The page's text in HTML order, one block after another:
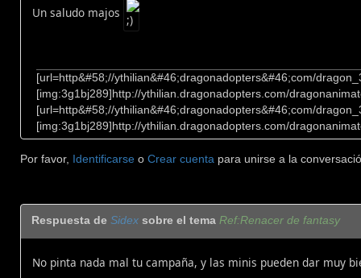
Un saludo majos
[url=http&#58;//ythilian&#46;dragonadopters&#46;com/
[img:3g1bj289]http://ythilian.dragonadopters.com/
[url=http&#58;//ythilian&#46;dragonadopters&#46;com/
[img:3g1bj289]http://ythilian.dragonadopters.com/
Por favor, Identificarse o Crear cuenta para unirse a la
Respuesta de Sidex sobre el tema Ref:Renacer de fantasy
No pinta nada mal tu campaña, y las minis pueden dar muy